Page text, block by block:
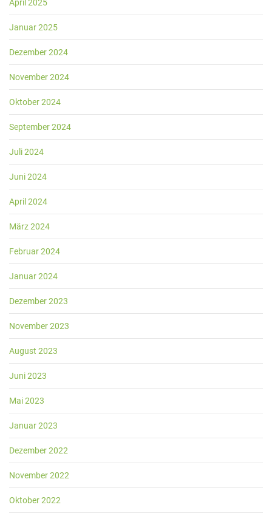
April 2025
Januar 2025
Dezember 2024
November 2024
Oktober 2024
September 2024
Juli 2024
Juni 2024
April 2024
März 2024
Februar 2024
Januar 2024
Dezember 2023
November 2023
August 2023
Juni 2023
Mai 2023
Januar 2023
Dezember 2022
November 2022
Oktober 2022